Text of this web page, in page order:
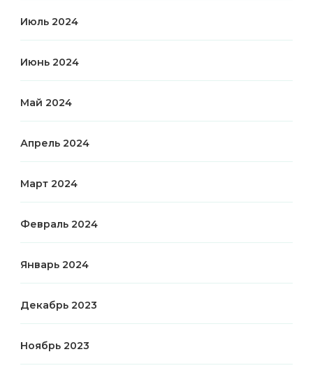
Июль 2024
Июнь 2024
Май 2024
Апрель 2024
Март 2024
Февраль 2024
Январь 2024
Декабрь 2023
Ноябрь 2023